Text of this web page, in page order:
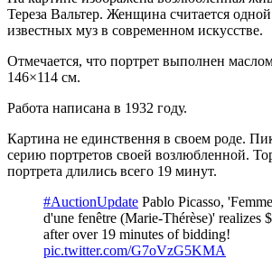
Тереза Вальтер. Женщина считается
известных муз в современном искусстве.
Отмечается, что портрет выполнен
146×114 см.
Работа написана в 1932 году.
Картина не единствення в своем роде.
серию портретов своей возлюбленной.
портрета длились всего 19 минут.
#AuctionUpdate Pablo Picasso,
d'une fenêtre (Marie-Thérèse)' realizes
after over 19 minutes of bidding!
pic.twitter.com/G7oVzG5KMA